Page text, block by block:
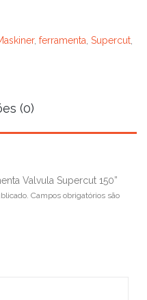
, ferramenta, Supercut,
(0)
Valvula Supercut 150”
Campos obrigatórios são